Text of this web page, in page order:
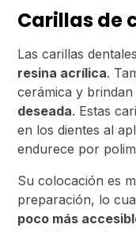
Carillas de
Las carillas
resina acrílica.
cerámica y brindan
deseada. Estas
en los dientes al
endurece por
Su colocación es
preparación, lo
poco más